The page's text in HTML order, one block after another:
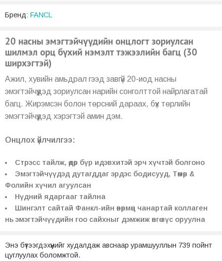
Бренд: FANCL
20 насны эмэгтэйчүүдийн онцлогт зориулсан
шилмэл орц бүхий нэмэлт тэжээлийн багц (30
ширхэгтэй)
Ажил, хувийн амьдрал гээд завгүй 20-иод насны
эмэгтэйчүүдэд зориулсан нарийн сонголттой найрлагатай
багц. Жирэмсэн болон төрсний дараах, бүх төрлийн
эмэгтэйчүүдэд хэрэгтэй амин дэм.
Онцлох үйлчилгээ:
Стрэсс тайлж, өдөр бүр идэвхитэй эрч хүчтэй болгоно
Эмэгтэйчүүдэд дутагддаг эрдэс бодисууд, Төмөр &
Фолийн хүчил агуулсан
Нүдний ядаргааг тайлна
Шингэлт сайтай Фанкл-ийн өвөрмөц чанартай коллаген
нь эмэгтэйчүүдийн гоо сайхныг дэмжиж өнгө зүс оруулна
Энэ бүтээгдэхүүнийг худалдаж авснаар урамшууллын 739 пойнт
цуглуулах боломжтой.